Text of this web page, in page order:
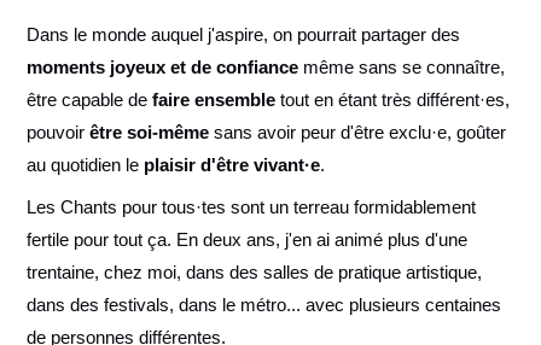
Dans le monde auquel j'aspire, on pourrait partager des
moments joyeux et de confiance même sans se connaître,
être capable defaire ensemble tout en étant très différent·es,
pouvoirêtre soi-même sans avoir peur d'être exclu·e, goûter
au quotidien le plaisir d'être vivant·e.
Les Chants pour tous·tes sont un terreau formidablement
fertile pour tout ça. En deux ans, j'en ai animé plus d'une
trentaine, chez moi, dans des salles de pratique artistique,
dans des festivals, dans le métro... avec plusieurs centaines
de personnes différentes.